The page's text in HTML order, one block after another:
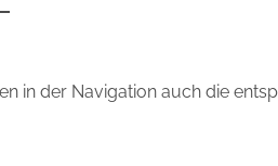
in der Navigation auch die